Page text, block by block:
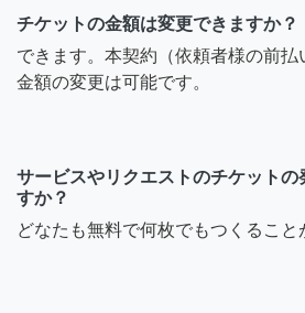
チケットの金額は変更できますか？
できます。本契約（依頼者様の前払
金額の変更は可能です。
サービスやリクエストのチケットの
すか？
どなたも無料で何枚でもつくること